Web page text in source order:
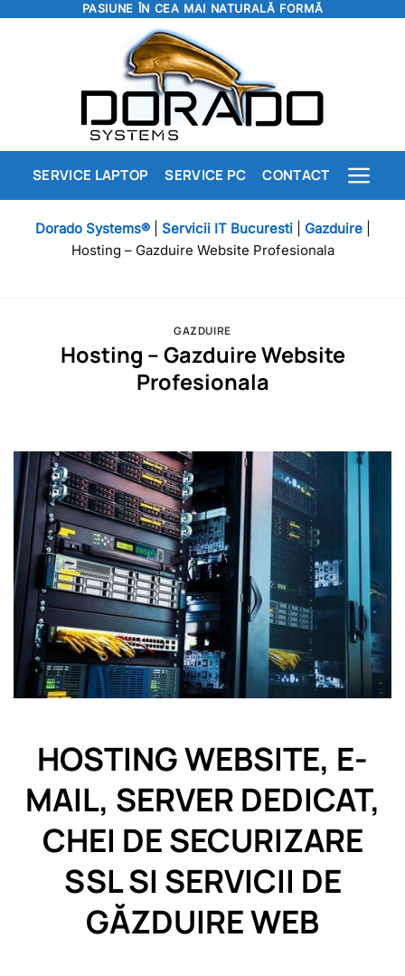
PASIUNE ÎN CEA MAI NATURALĂ FORMĂ
SERVICE LAPTOP SERVICE PC CONTACT
Dorado Systems®| Servicii IT Bucuresti| Gazduire|
Hosting – Gazduire Website Profesionala
GAZDUIRE
Hosting – Gazduire Website
Profesionala
HOSTING WEBSITE, E-
MAIL, SERVER DEDICAT,
CHEI DE SECURIZARE
SSL SI SERVICII DE
GĂZDUIRE WEB